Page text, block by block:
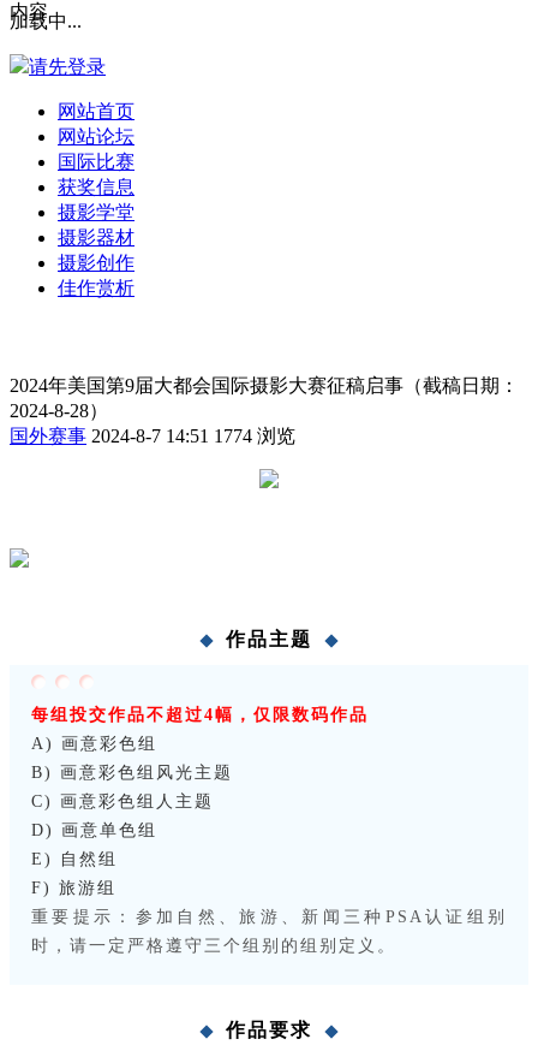
加载中...
请先登录
网站首页
网站论坛
国际比赛
获奖信息
摄影学堂
摄影器材
摄影创作
佳作赏析
内容
2024年美国第9届大都会国际摄影大赛征稿启事（截稿日期：
2024-8-28）
国外赛事 2024-8-7 14:51 1774 浏览
作品主题
每组投交作品不超过4幅，仅限数码作品
A) 画意彩色组
B) 画意彩色组风光主题
C) 画意彩色组人主题
D) 画意单色组
E) 自然组
F) 旅游组
重要提示：参加自然、旅游、新闻三种PSA认证组别
时，请一定严格遵守三个组别的组别定义。
作品要求